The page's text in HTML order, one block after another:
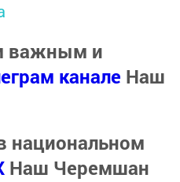
важным и
канале Наш
национальном
Наш Черемшан